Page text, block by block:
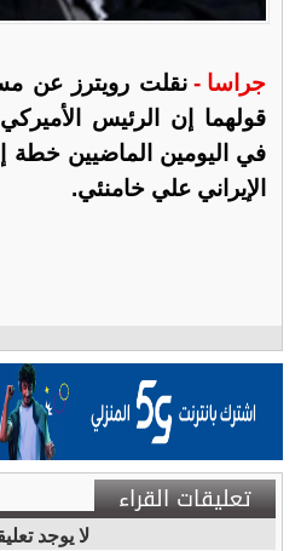
جراسا - نقلت رويترز عن
قولهما إن الرئيس
في اليومين الماضيين خطة
الإيراني علي خامنئي.
تعليقات القراء
لا يوجد